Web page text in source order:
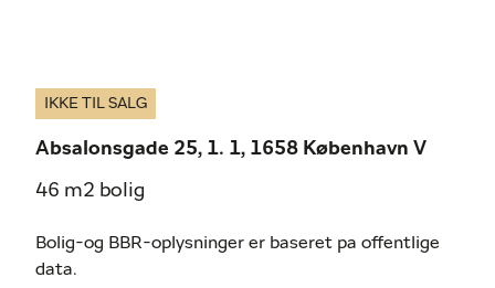
IKKE TIL SALG
Absalonsgade 25, 1. 1, 1658 København V
46 m2 bolig
Bolig-og BBR-oplysninger er baseret pa offentlige
data.